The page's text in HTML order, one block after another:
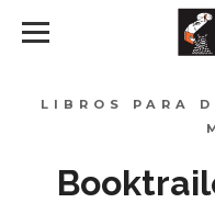
LIBROS PARA